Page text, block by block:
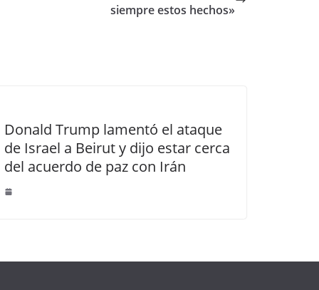
siempre estos hechos»
Donald Trump lamentó el ataque
de Israel a Beirut y dijo estar cerca
del acuerdo de paz con Irán